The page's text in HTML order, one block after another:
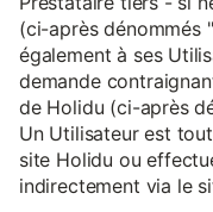
(ci-après dénommés
également à ses
demande
de Holidu (ci-après
Un Utilisateur est
site Holidu ou
indirectement via le